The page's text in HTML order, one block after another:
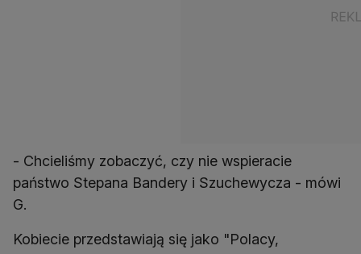
- Chcieliśmy zobaczyć, czy nie wspieracie
państwo Stepana Bandery i Szuchewycza - mówi
G.
Kobiecie przedstawiają się jako "Polacy,